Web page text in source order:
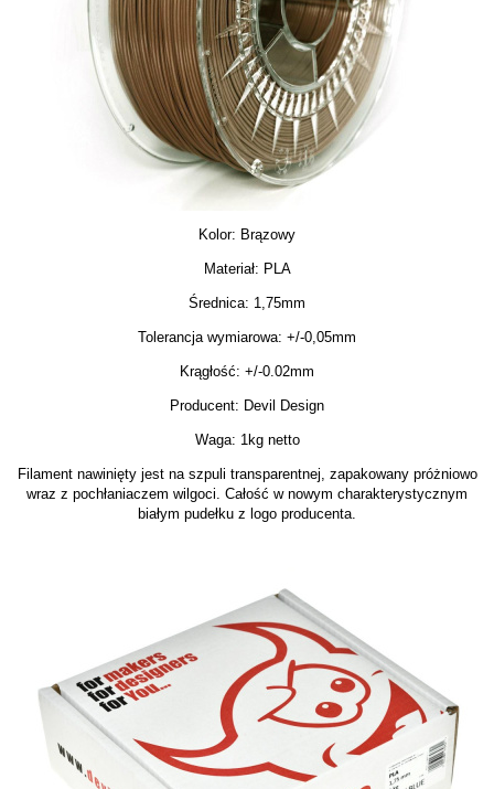
Kolor: Brązowy
Materiał: PLA
Średnica: 1,75mm
Tolerancja wymiarowa: +/-0,05mm
Krągłość: +/-0.02mm
Producent: Devil Design
Waga: 1kg netto
Filament nawinięty jest na szpuli transparentnej, zapakowany próżniowo
wraz z pochłaniaczem wilgoci. Całość w nowym charakterystycznym
białym pudełku z logo producenta.